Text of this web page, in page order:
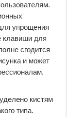
упрощения
клавиши для
сгодится
и может
кистям
типа.